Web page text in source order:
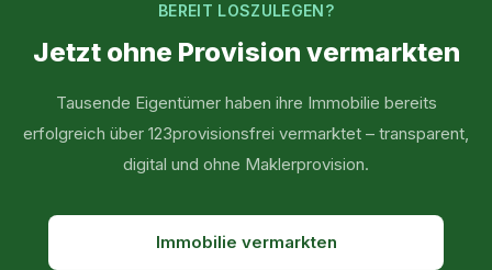
BEREIT LOSZULEGEN?
Jetzt ohne Provision vermarkten
Tausende Eigentümer haben ihre Immobilie bereits
erfolgreich über 123provisionsfrei vermarktet – transparent,
digital und ohne Maklerprovision.
Immobilie vermarkten